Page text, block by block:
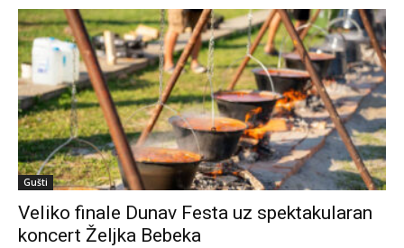
Gušti
Veliko finale Dunav Festa uz spektakularan
koncert Željka Bebeka